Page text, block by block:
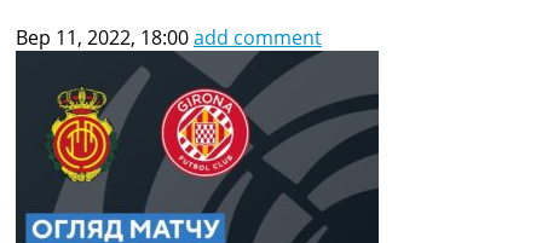
Вер 11, 2022, 18:00add comment